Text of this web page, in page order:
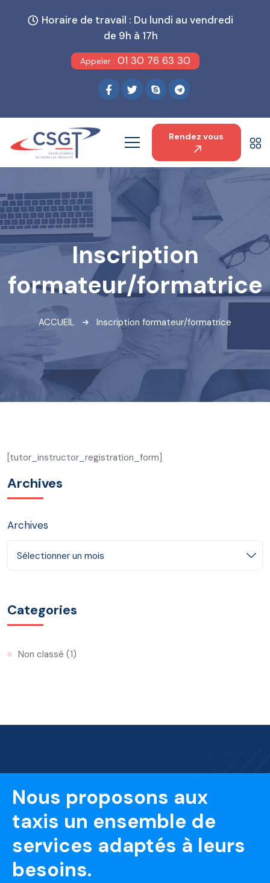
Horaire de travail : Du lundi au vendredi
de 9h à 17h
Appeler : 01 30 76 63 30
Rendez vous
Inscription
formateur/formatrice
ACCUEIL Inscription formateur/formatrice
[tutor_instructor_registration_form]
Archives
Archives
Sélectionner un mois
Categories
Non classé (1)
Nous proposons aux
taxis un ensemble de
services adaptés à leurs
besoins.